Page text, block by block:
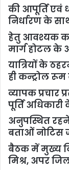
की आपूर्ति एवं
निर्धारण के
हेतु आवश्यक
मार्ग होटल के
यात्रियों के
ही कन्ट्रोल
व्यापक प्रचार
पूर्ति
अनुपस्थित
बताओं नोटिस
बैठक में मुख्य
मिश्र, अपर